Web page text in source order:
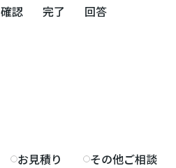
確認 完了 回答
お見積り その他ご相談